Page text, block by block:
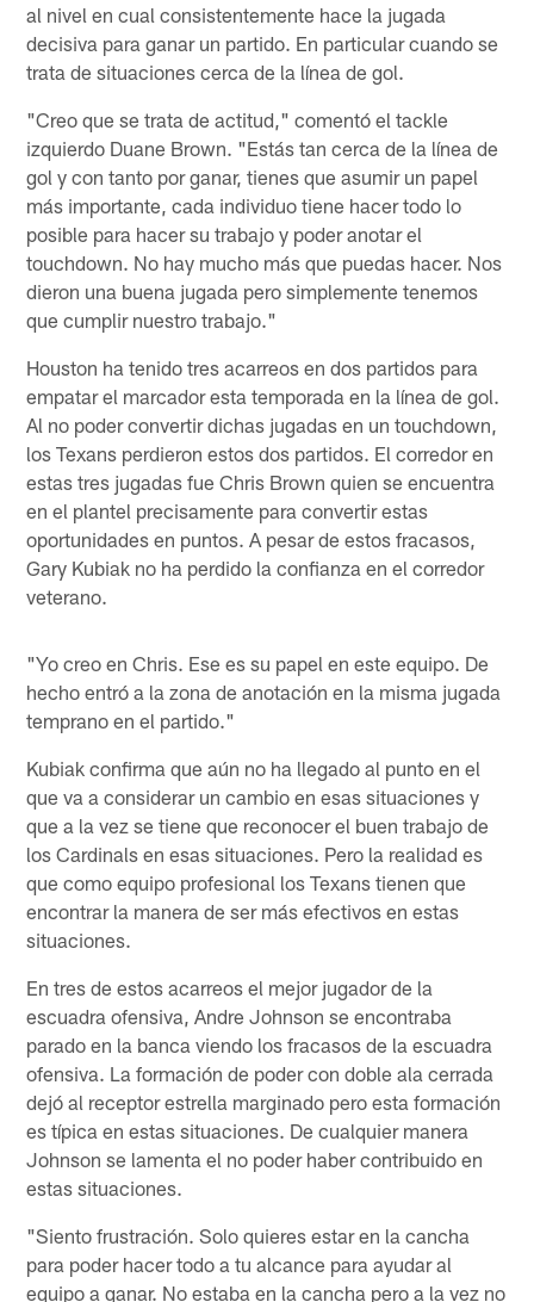
al nivel en cual consistentemente hace la jugada
decisiva para ganar un partido. En particular cuando se
trata de situaciones cerca de la línea de gol.
"Creo que se trata de actitud," comentó el tackle
izquierdo Duane Brown. "Estás tan cerca de la línea de
gol y con tanto por ganar, tienes que asumir un papel
más importante, cada individuo tiene hacer todo lo
posible para hacer su trabajo y poder anotar el
touchdown. No hay mucho más que puedas hacer. Nos
dieron una buena jugada pero simplemente tenemos
que cumplir nuestro trabajo."
Houston ha tenido tres acarreos en dos partidos para
empatar el marcador esta temporada en la línea de gol.
Al no poder convertir dichas jugadas en un touchdown,
los Texans perdieron estos dos partidos. El corredor en
estas tres jugadas fue Chris Brown quien se encuentra
en el plantel precisamente para convertir estas
oportunidades en puntos. A pesar de estos fracasos,
Gary Kubiak no ha perdido la confianza en el corredor
veterano.
"Yo creo en Chris. Ese es su papel en este equipo. De
hecho entró a la zona de anotación en la misma jugada
temprano en el partido."
Kubiak confirma que aún no ha llegado al punto en el
que va a considerar un cambio en esas situaciones y
que a la vez se tiene que reconocer el buen trabajo de
los Cardinals en esas situaciones. Pero la realidad es
que como equipo profesional los Texans tienen que
encontrar la manera de ser más efectivos en estas
situaciones.
En tres de estos acarreos el mejor jugador de la
escuadra ofensiva, Andre Johnson se encontraba
parado en la banca viendo los fracasos de la escuadra
ofensiva. La formación de poder con doble ala cerrada
dejó al receptor estrella marginado pero esta formación
es típica en estas situaciones. De cualquier manera
Johnson se lamenta el no poder haber contribuido en
estas situaciones.
"Siento frustración. Solo quieres estar en la cancha
para poder hacer todo a tu alcance para ayudar al
equipo a ganar. No estaba en la cancha pero a la vez no